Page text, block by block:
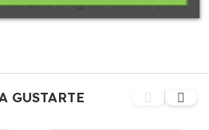
para la higiene diaria de pieles
GUSTARTE